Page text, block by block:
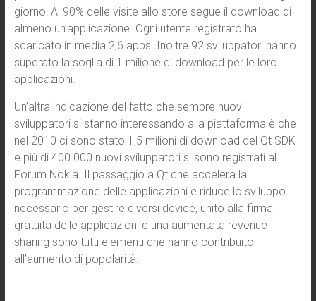
giorno! Al 90% delle visite allo store segue il download di
almeno un’applicazione. Ogni utente registrato ha
scaricato in media 2,6 apps. Inoltre 92 sviluppatori hanno
superato la soglia di 1 milione di download per le loro
applicazioni.
Un’altra indicazione del fatto che sempre nuovi
sviluppatori si stanno interessando alla piattaforma è che
nel 2010 ci sono stato 1,5 milioni di download del Qt SDK
e più di 400.000 nuovi sviluppatori si sono registrati al
Forum Nokia. Il passaggio a Qt che accelera la
programmazione delle applicazioni e riduce lo sviluppo
necessario per gestire diversi device, unito alla firma
gratuita delle applicazioni e una aumentata revenue
sharing sono tutti elementi che hanno contribuito
all’aumento di popolarità.